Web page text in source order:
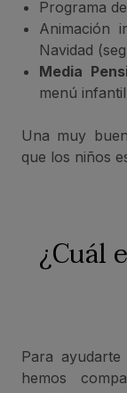
Programa
Animación
Navidad
Media
menú infantil
Una muy
que los niños
¿Cuál
Para
hemos